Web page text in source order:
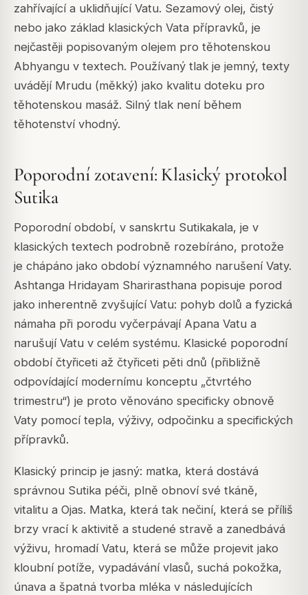
zahřívající a uklidňující Vatu. Sezamový olej, čistý
nebo jako základ klasických Vata přípravků, je
nejčastěji popisovaným olejem pro těhotenskou
Abhyangu v textech. Používaný tlak je jemný, texty
uvádějí Mrudu (měkký) jako kvalitu doteku pro
těhotenskou masáž. Silný tlak není během
těhotenství vhodný.
Poporodní zotavení: Klasický protokol
Sutika
Poporodní období, v sanskrtu Sutikakala, je v
klasických textech podrobně rozebíráno, protože
je chápáno jako období významného narušení Vaty.
Ashtanga Hridayam Sharirasthana popisuje porod
jako inherentně zvyšující Vatu: pohyb dolů a fyzická
námaha při porodu vyčerpávají Apana Vatu a
narušují Vatu v celém systému. Klasické poporodní
období čtyřiceti až čtyřiceti pěti dnů (přibližně
odpovídající modernímu konceptu „čtvrtého
trimestru“) je proto věnováno specificky obnově
Vaty pomocí tepla, výživy, odpočinku a specifických
přípravků.
Klasický princip je jasný: matka, která dostává
správnou Sutika péči, plně obnoví své tkáně,
vitalitu a Ojas. Matka, která tak nečiní, která se příliš
brzy vrací k aktivitě a studené stravě a zanedbává
výživu, hromadí Vatu, která se může projevit jako
kloubní potíže, vypadávání vlasů, suchá pokožka,
únava a špatná tvorba mléka v následujících